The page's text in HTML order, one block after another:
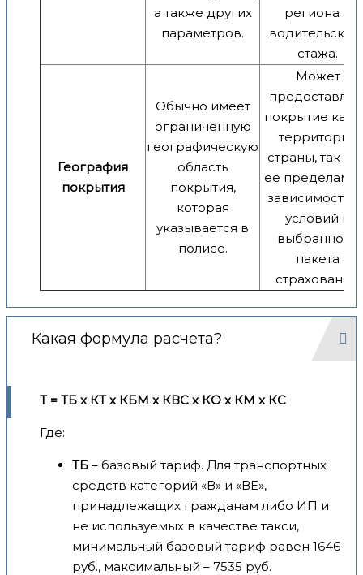
а также других
параметров.
региона и
стажа.
География
покрытия
Обычно имеет
ограниченную
географическую
область
покрытия,
которая
указывается в
полисе.
Может
покрытие как
территории
страны, так и
ее пределами,
зависимости
условий и
выбранного
пакета
страхования.
Какая формула расчета?
Т = ТБ x КТ x КБМ x КВС x КО x КМ x КС
Где:
ТБ – базовый тариф. Для транспортных
средств категорий «В» и «ВЕ»,
принадлежащих гражданам либо ИП и
не используемых в качестве такси,
минимальный базовый тариф равен 1646
руб., максимальный – 7535 руб.